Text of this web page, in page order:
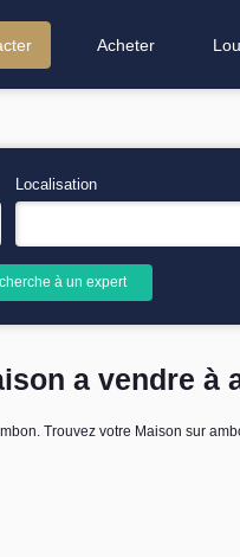
Acheter
Localisation
à un expert
a vendre à
Trouvez votre Maison sur